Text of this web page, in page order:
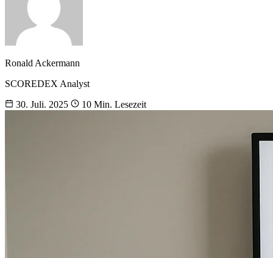
Ronald Ackermann
SCOREDEX Analyst
30. Juli. 2025
10 Min. Lesezeit